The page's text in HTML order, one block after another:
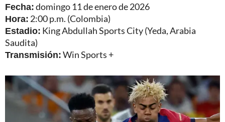
Fecha:domingo 11 de enero de 2026
Hora: 2:00 p.m. (Colombia)
Estadio: King Abdullah Sports City (Yeda, Arabia
Saudita)
Transmisión:Win Sports +